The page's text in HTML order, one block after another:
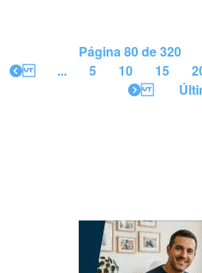
Página 80 de 320
...
5 10 15